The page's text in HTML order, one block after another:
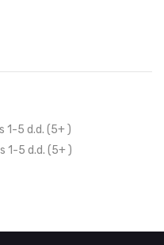
1-5 d.d. (5+ )
1-5 d.d. (5+ )